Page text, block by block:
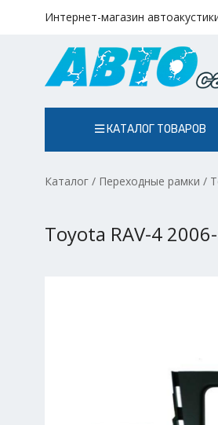
Интернет-магазин
КАТАЛОГ ТОВАРОВ
Каталог / Переходные рамки /
Toyota RAV-4